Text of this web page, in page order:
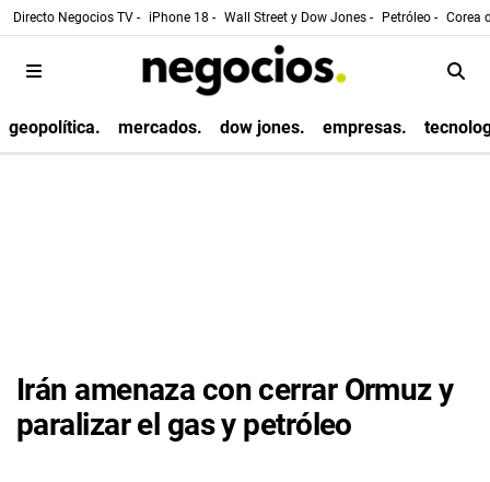
Directo Negocios TV - iPhone 18 - Wall Street y Dow Jones - Petróleo - Corea
geopolítica. mercados. dow jones. empresas.
Irán amenaza con cerrar Ormuz y
paralizar el gas y petróleo